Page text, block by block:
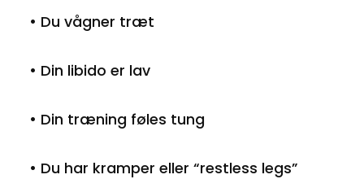
• Du vågner træt
• Din libido er lav
• Din træning føles tung
• Du har kramper eller “restless legs”